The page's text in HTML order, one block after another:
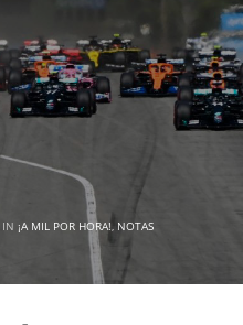
IN¡A MIL POR HORA! NOTAS